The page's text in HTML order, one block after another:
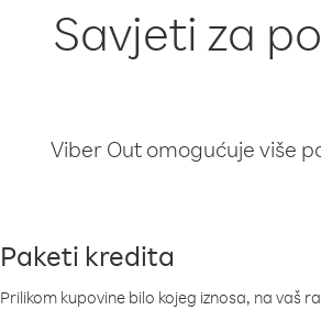
Savjeti za
Viber Out omogućuje više
Paketi kredita
Prilikom kupovine bilo kojeg iznosa, na vaš